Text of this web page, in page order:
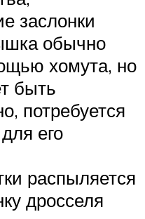
заслонки
обычно
хомута, но
быть
потребуется
его
распыляется
дросселя